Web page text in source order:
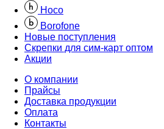
Hoco
Borofone
Новые поступления
Скрепки для сим-карт оптом
Акции
О компании
Прайсы
Доставка продукции
Оплата
Контакты